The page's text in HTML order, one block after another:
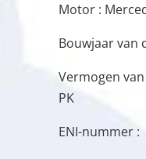
Motor :
Bouwjaar van
Vermogen
PK
ENI-nummer :